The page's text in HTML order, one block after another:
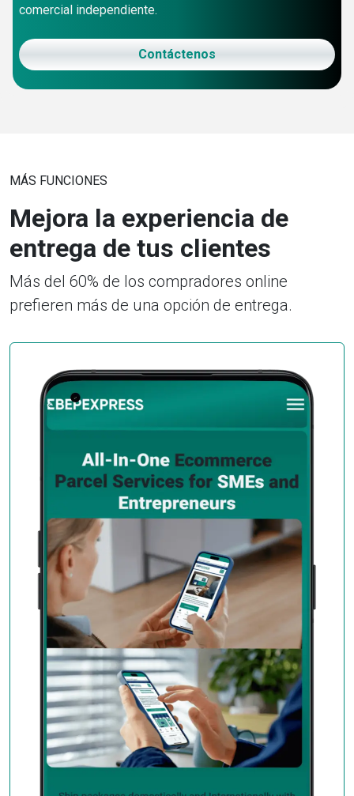
comercial independiente.
Contáctenos
MÁS FUNCIONES
Mejora la experiencia de
entrega de tus clientes
Más del 60% de los compradores online
prefieren más de una opción de entrega.